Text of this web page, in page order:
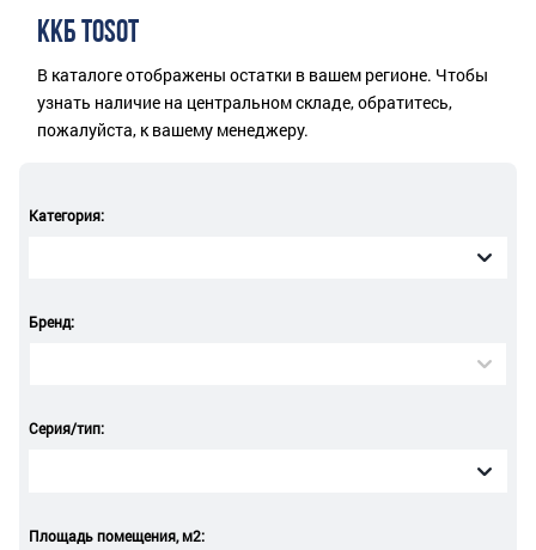
ККБ TOSOT
В каталоге отображены остатки в вашем регионе. Чтобы
узнать наличие на центральном складе, обратитесь,
пожалуйста, к вашему менеджеру.
Категория:
Бренд:
Серия/тип:
Площадь помещения, м2: